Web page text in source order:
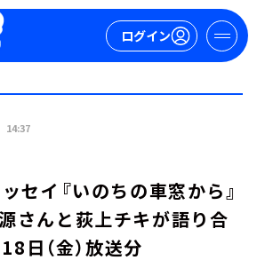
ログイン
14:37
ッセイ『いのちの車窓から』
さんと荻上チキが語り合
日（金）放送分